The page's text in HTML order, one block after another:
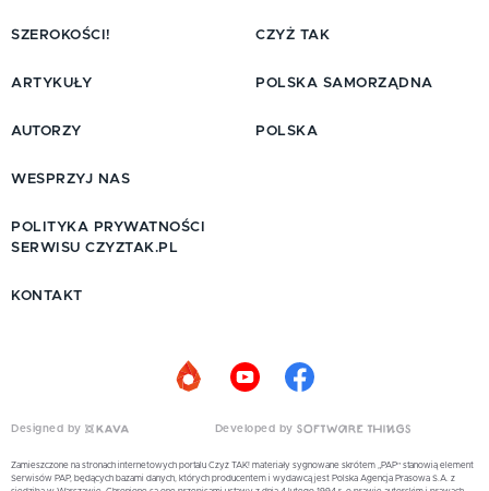
SZEROKOŚCI!
ARTYKUŁY
AUTORZY
CZYŻ TAK
POLSKA SAMORZĄDNA
POLSKA
WESPRZYJ NAS
POLITYKA PRYWATNOŚCI
SERWISU CZYZTAK.PL
KONTAKT
Designed by Developed by
Zamieszczone na stronach internetowych portalu Czyż TAK! materiały sygnowane skrótem „PAP” stanowią element
Serwisów PAP, będących bazami danych, których producentem i wydawcą jest Polska Agencja Prasowa S.A. z